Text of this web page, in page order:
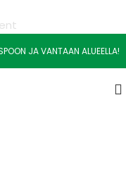
JA VANTAAN ALUEELLA!